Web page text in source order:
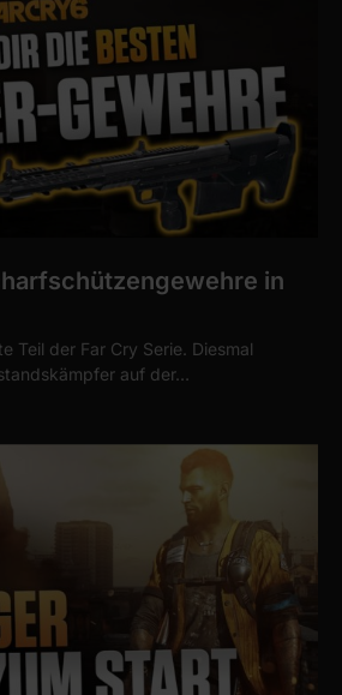
in
Teil der Far Cry Serie. Diesmal
auf der…